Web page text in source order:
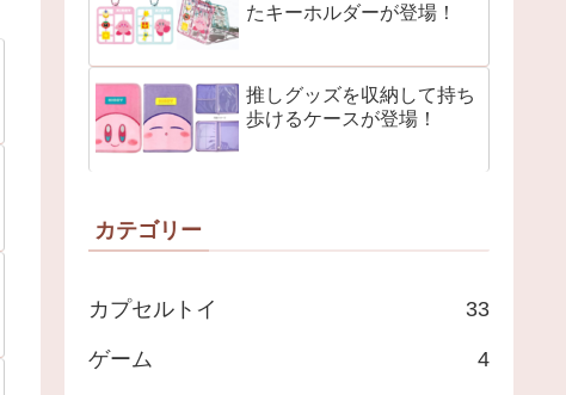
たキーホルダーが登場！
推しグッズを収納して持ち
歩けるケースが登場！
カテゴリー
カプセルトイ 33
ゲーム 4